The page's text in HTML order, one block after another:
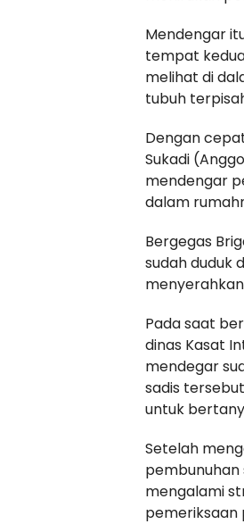
Mendengar
tempat
melihat di
tubuh
Dengan
Sukadi
mendengar
dalam
Bergegas
sudah duduk
Pada saat
dinas Kasat
mendegar
sadis
untuk
Setelah
pembunuhan
mengalami
pemeriksaan